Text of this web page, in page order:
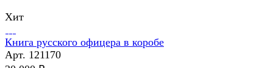
Хит
Книга русского офицера в коробе
Арт. 121170